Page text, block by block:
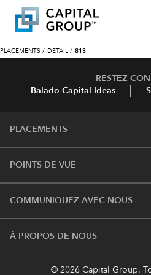
PLACEMENTS / DETAIL / 813
RESTEZ
Balado Capital Ideas
PLACEMENTS
POINTS DE VUE
COMMUNIQUEZ AVEC NOUS
À PROPOS DE NOUS
© 2026 Capital Group.